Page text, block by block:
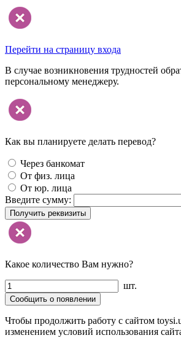
Перейти на страницу входа
В случае возникновения трудностей
персональному менеджеру.
Как вы планируете делать перевод?
Через банкомат
От физ. лица
От юр. лица
Введите сумму:
Получить реквизиты
Какое количество Вам нужно?
шт.
Сообщить о появлении
Чтобы продолжить работу с сайтом
изменением условий использования